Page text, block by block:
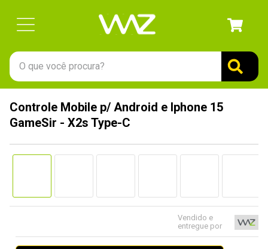
O que você procura?
Controle Mobile p/ Android e Iphone 15
GameSir - X2s Type-C
Vendido e
entregue por
1 º
gabinete
3º
ssd
5º
openbox
7º
jonsbo